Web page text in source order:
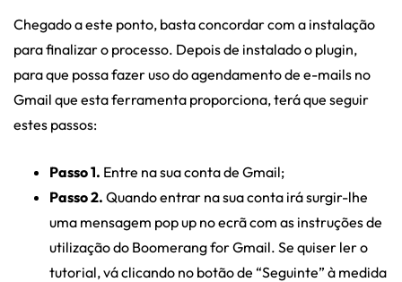
Chegado a este ponto, basta concordar com a instalação
para finalizar o processo. Depois de instalado o plugin,
para que possa fazer uso do agendamento de e-mails no
Gmail que esta ferramenta proporciona, terá que seguir
estes passos:
Passo 1. Entre na sua conta de Gmail;
Passo 2. Quando entrar na sua conta irá surgir-lhe
uma mensagem pop up no ecrã com as instruções de
utilização do Boomerang for Gmail. Se quiser ler o
tutorial, vá clicando no botão de “Seguinte” à medida